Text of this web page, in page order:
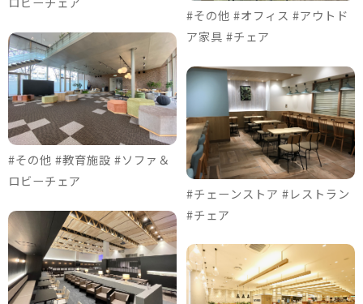
#その他 #教育施設 #ソファ＆
ロビーチェア
#その他 #オフィス #アウトド
ア家具 #チェア
#チェーンストア #レストラン
#チェア